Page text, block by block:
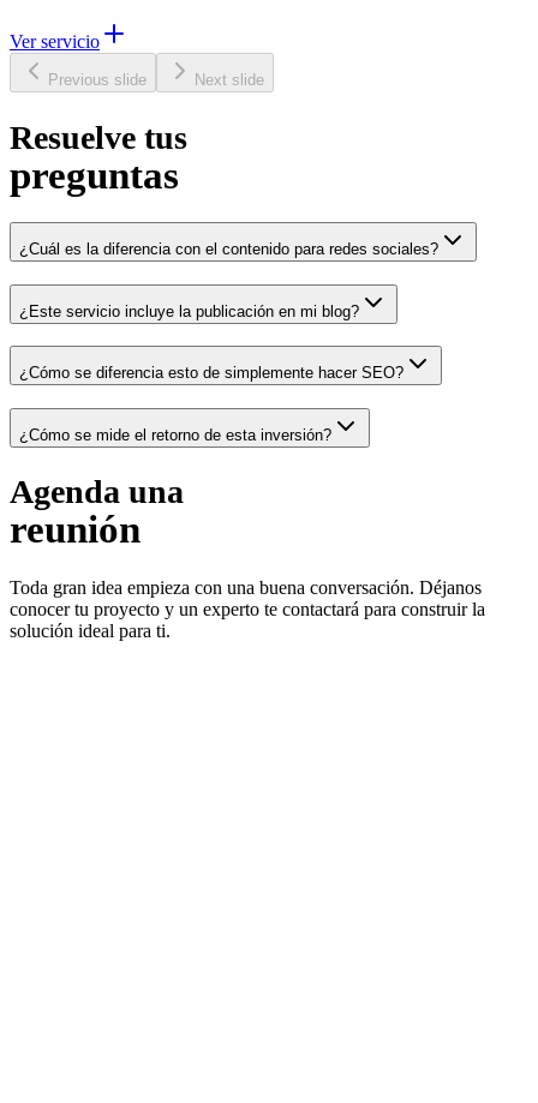
Ver servicio
Previous slide Next slide
Resuelve tus
preguntas
¿Cuál es la diferencia con el contenido para redes sociales?
¿Este servicio incluye la publicación en mi blog?
¿Cómo se diferencia esto de simplemente hacer SEO?
¿Cómo se mide el retorno de esta inversión?
Agenda una
reunión
Toda gran idea empieza con una buena conversación. Déjanos
conocer tu proyecto y un experto te contactará para construir la
solución ideal para ti.